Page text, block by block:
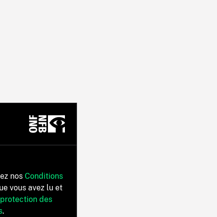
nos Conditions
vous avez lu et
des
.